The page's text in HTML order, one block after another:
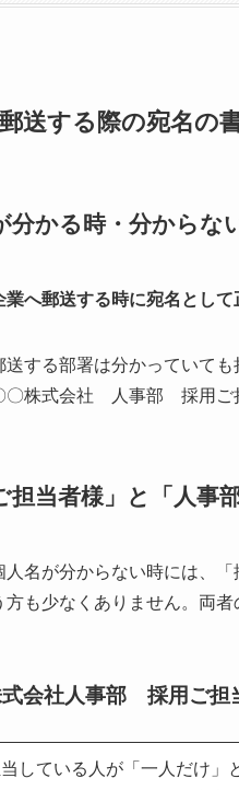
送する際の宛名の
分かる時・分からな
業へ郵送する時に宛名とし
送する部署は分かっていて
〇株式会社 人事部 採用ご
担当者様」と「人事
人名が分からない時には、
方も少なくありません。両者
式会社人事部 採用ご担
当している人が「一人だけ